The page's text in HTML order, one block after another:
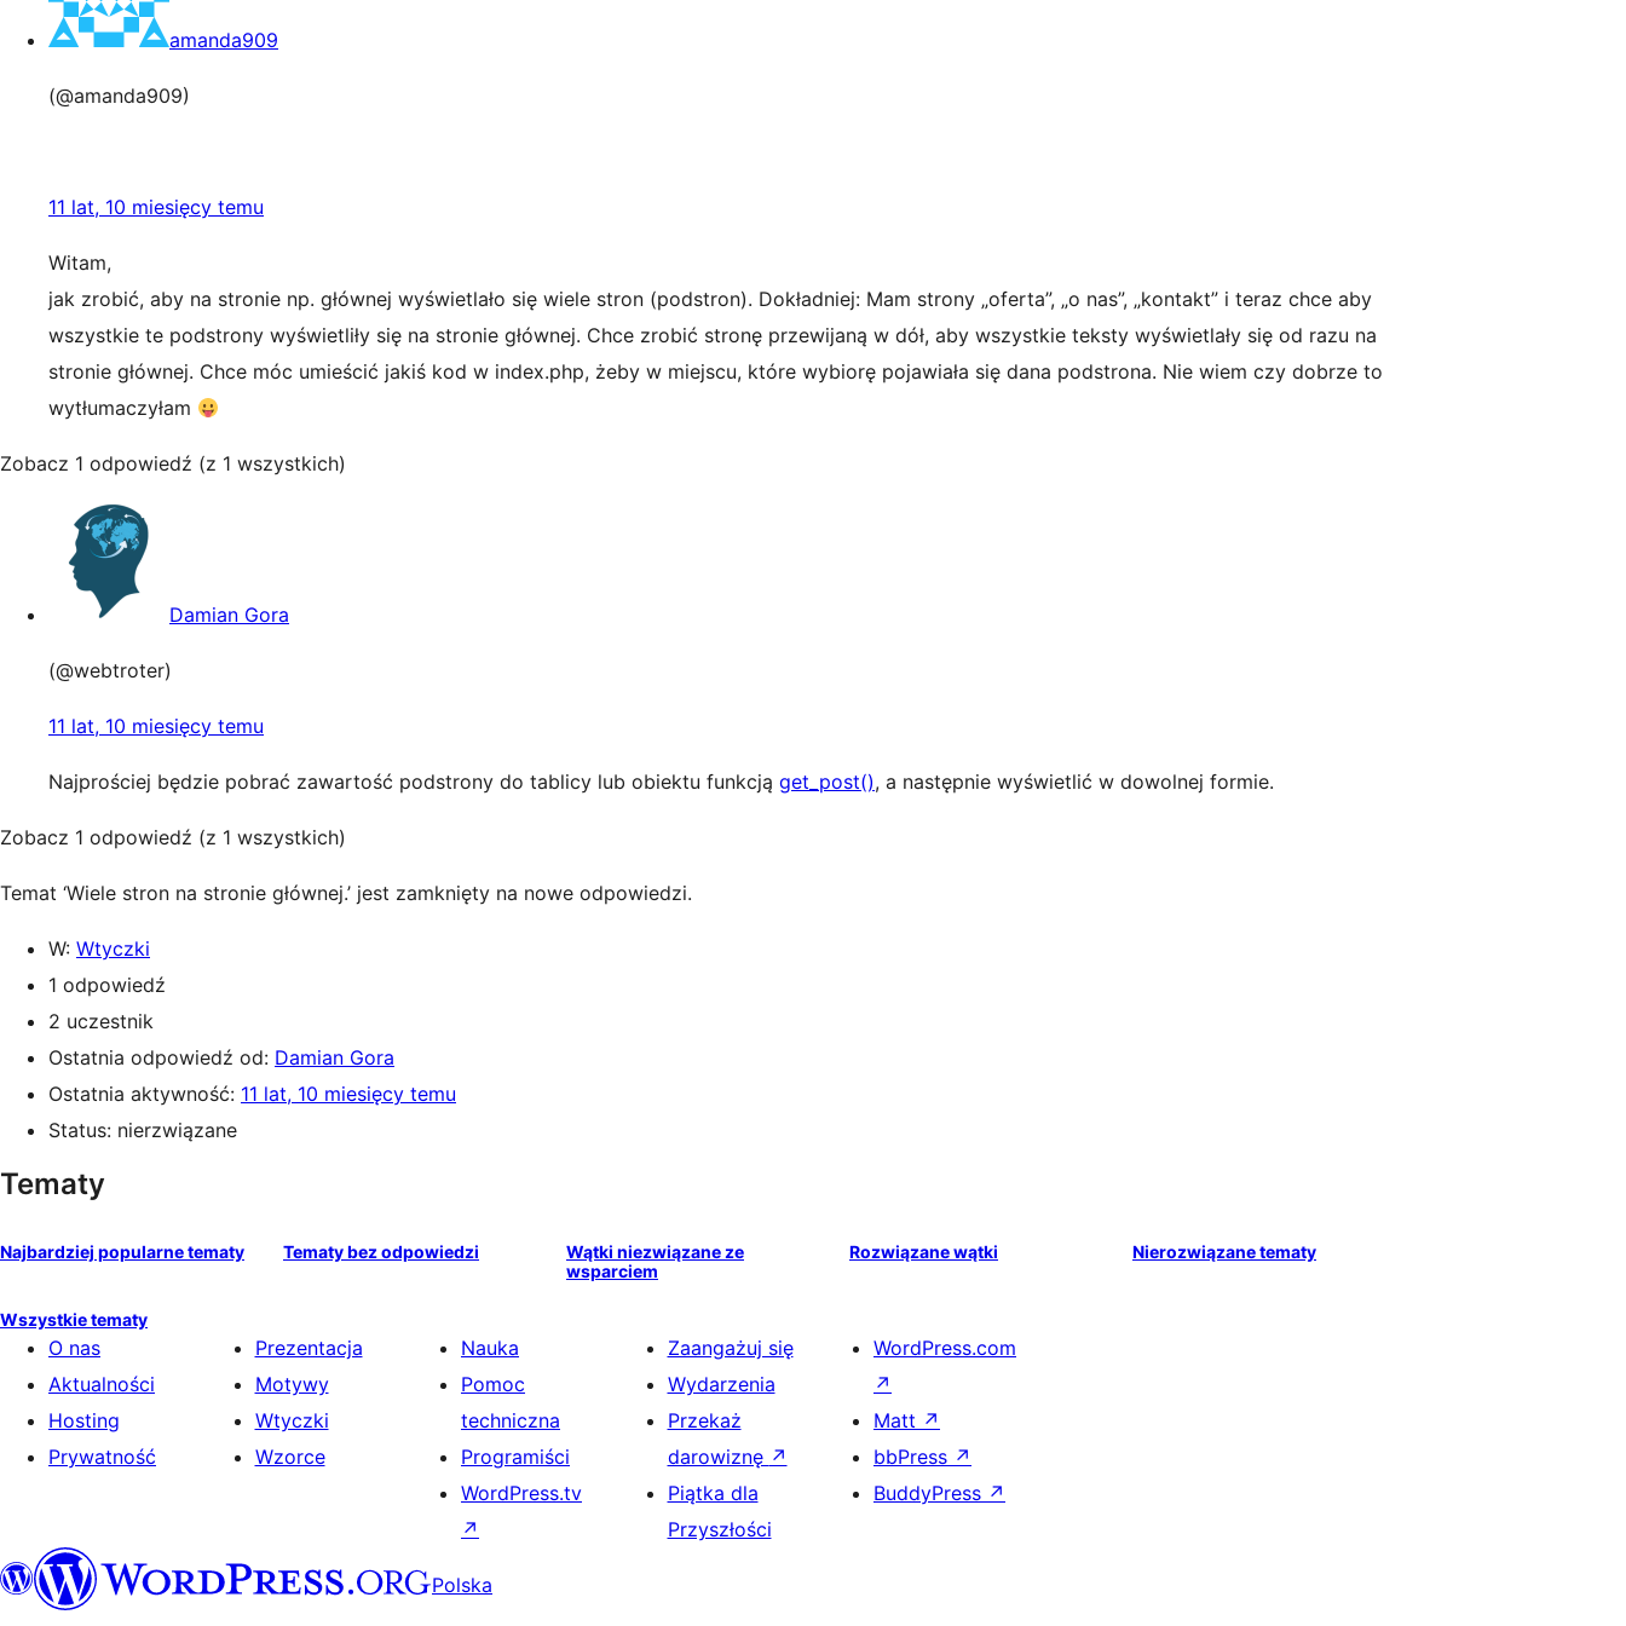
amanda909
(@amanda909)
11 lat, 10 miesięcy temu
Witam,
jak zrobić, aby na stronie np. głównej wyświetlało się wiele stron (podstron). Dokładniej: Mam strony „oferta”, „o nas”, „kontakt” i teraz chce aby
wszystkie te podstrony wyświetliły się na stronie głównej. Chce zrobić stronę przewijaną w dół, aby wszystkie teksty wyświetlały się od razu na
stronie głównej. Chce móc umieścić jakiś kod w index.php, żeby w miejscu, które wybiorę pojawiała się dana podstrona. Nie wiem czy dobrze to
wytłumaczyłam
Zobacz 1 odpowiedź (z 1 wszystkich)
Damian Gora
(@webtroter)
11 lat, 10 miesięcy temu
Najprościej będzie pobrać zawartość podstrony do tablicy lub obiektu funkcją get_post(), a następnie wyświetlić w dowolnej formie.
Zobacz 1 odpowiedź (z 1 wszystkich)
Temat ‘Wiele stron na stronie głównej.’ jest zamknięty na nowe odpowiedzi.
W: Wtyczki
1 odpowiedź
2 uczestnik
Ostatnia odpowiedź od: Damian Gora
Ostatnia aktywność: 11 lat, 10 miesięcy temu
Status: nierzwiązane
Tematy
Najbardziej popularne tematy Tematy bez odpowiedzi
Wątki niezwiązane ze
wsparciem
Rozwiązane wątki Nierozwiązane tematy
Wszystkie tematy
O nas
Aktualności
Hosting
Prywatność
Prezentacja
Motywy
Wtyczki
Wzorce
Nauka
Pomoc
techniczna
Programiści
WordPress.tv
↗
Zaangażuj się
Wydarzenia
Przekaż
darowiznę ↗
Piątka dla
Przyszłości
WordPress.com
↗
Matt ↗
bbPress ↗
BuddyPress ↗
Polska